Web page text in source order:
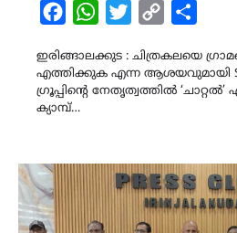
FacebookWhatsAppTwitterCopy
ഇരിങ്ങാലക്കുട : ചിത്രകലയെ
എത്തിക്കുക എന്ന ആശയവുമായി
ഗ്രൂപ്പിന്‍റെ നേതൃത്വത്തിൽ
ക്യാമ്പ്…